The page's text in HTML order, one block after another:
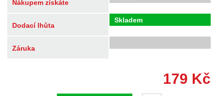
Nákupem získáte
Dodací lhůta
Skladem
Záruka
179 Kč